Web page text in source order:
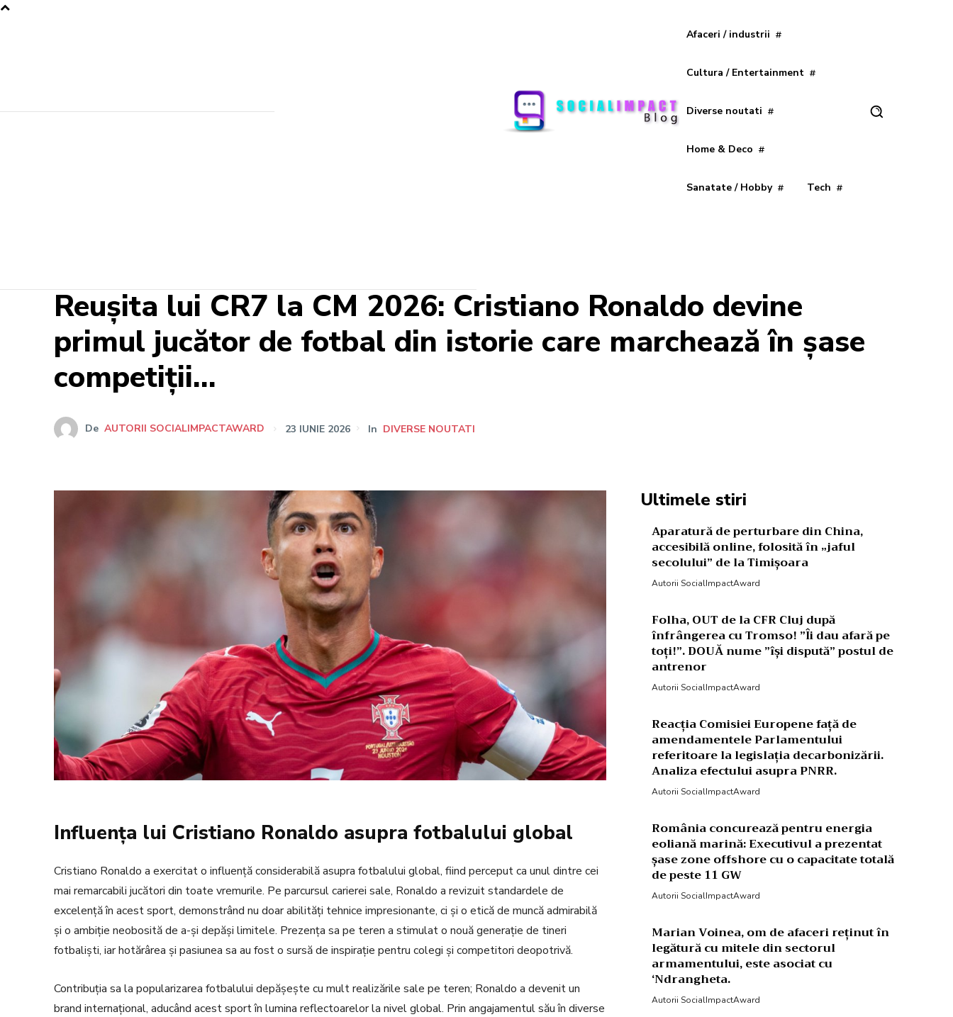
Afaceri / industrii
Cultura / Entertainment
Diverse noutati
Home & Deco
Sanatate / Hobby Tech
Reușita lui CR7 la CM 2026: Cristiano Ronaldo devine
primul jucător de fotbal din istorie care marchează în șase
competiții…
De AUTORII SOCIALIMPACTAWARD 23 IUNIE 2026 In DIVERSE NOUTATI
Influența lui Cristiano Ronaldo asupra fotbalului global
Cristiano Ronaldo a exercitat o influență considerabilă asupra fotbalului global, fiind perceput ca unul dintre cei
mai remarcabili jucători din toate vremurile. Pe parcursul carierei sale, Ronaldo a revizuit standardele de
excelență în acest sport, demonstrând nu doar abilități tehnice impresionante, ci și o etică de muncă admirabilă
și o ambiție neobosită de a-și depăși limitele. Prezența sa pe teren a stimulat o nouă generație de tineri
fotbaliști, iar hotărârea și pasiunea sa au fost o sursă de inspirație pentru colegi și competitori deopotrivă.
Contribuția sa la popularizarea fotbalului depășește cu mult realizările sale pe teren; Ronaldo a devenit un
brand internațional, aducând acest sport în lumina reflectoarelor la nivel global. Prin angajamentul său în diverse
Ultimele stiri
Aparatură de perturbare din China,
accesibilă online, folosită în „jaful
secolului” de la Timișoara
Autorii SocialImpactAward
Folha, OUT de la CFR Cluj după
înfrângerea cu Tromso! ”Îi dau afară pe
toți!”. DOUĂ nume ”își dispută” postul de
antrenor
Autorii SocialImpactAward
Reacția Comisiei Europene față de
amendamentele Parlamentului
referitoare la legislația decarbonizării.
Analiza efectului asupra PNRR.
Autorii SocialImpactAward
România concurează pentru energia
eoliană marină: Executivul a prezentat
șase zone offshore cu o capacitate totală
de peste 11 GW
Autorii SocialImpactAward
Marian Voinea, om de afaceri reținut în
legătură cu mitele din sectorul
armamentului, este asociat cu
‘Ndrangheta.
Autorii SocialImpactAward